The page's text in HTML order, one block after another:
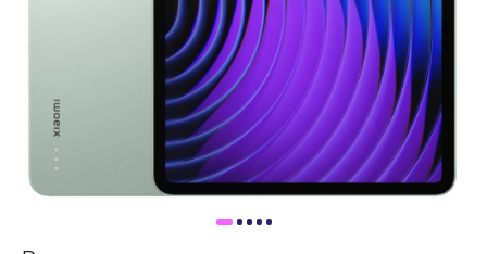
Доставка
Самовывоз